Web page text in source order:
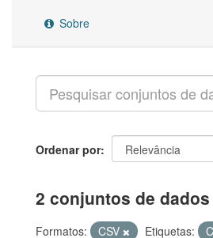
Sobre
Ordenar por
2 conjuntos de
Formatos: CSV Etiquetas: